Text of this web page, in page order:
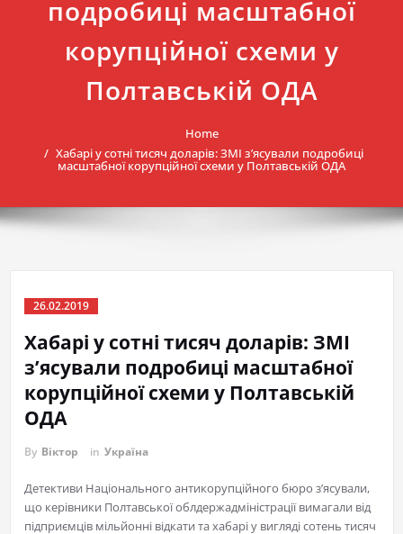
подробиці масштабної
корупційної схеми у
Полтавській ОДА
Home
Хабарі у сотні тисяч доларів: ЗМІ з’ясували подробиці
масштабної корупційної схеми у Полтавській ОДА
26.02.2019
Хабарі у сотні тисяч доларів: ЗМІ
з’ясували подробиці масштабної
корупційної схеми у Полтавській
ОДА
By Віктор in Україна
Детективи Національного антикорупційного бюро з’ясували,
що керівники Полтавської облдержадміністрації вимагали від
підприємців мільйонні відкати та хабарі у вигляді сотень тисяч